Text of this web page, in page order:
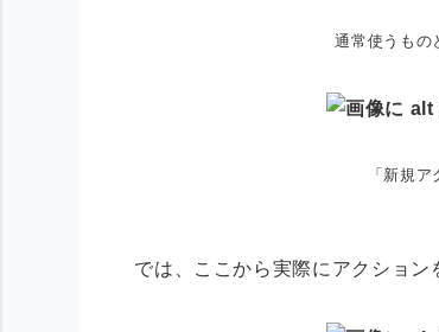
通常使うもの
「新規
では、ここから実際にアクション